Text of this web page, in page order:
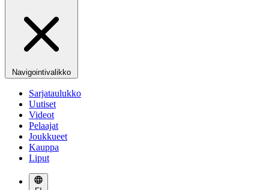
Navigointivalikko
Sarjataulukko
Uutiset
Videot
Pelaajat
Joukkueet
Kauppa
Liput